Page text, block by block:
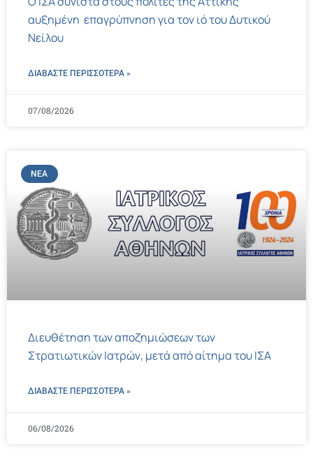
αυξημένη επαγρύπνηση για τον ιό του Δυτικού
Νείλου
ΔΙΑΒΑΣΤΕ ΠΕΡΙΣΣΌΤΕΡΑ »
07/08/2026
ΝΈΑ
Διευθέτηση των αποζημιώσεων των
Στρατιωτικών Ιατρών, μετά από αίτημα του ΙΣΑ
ΔΙΑΒΑΣΤΕ ΠΕΡΙΣΣΌΤΕΡΑ »
06/08/2026